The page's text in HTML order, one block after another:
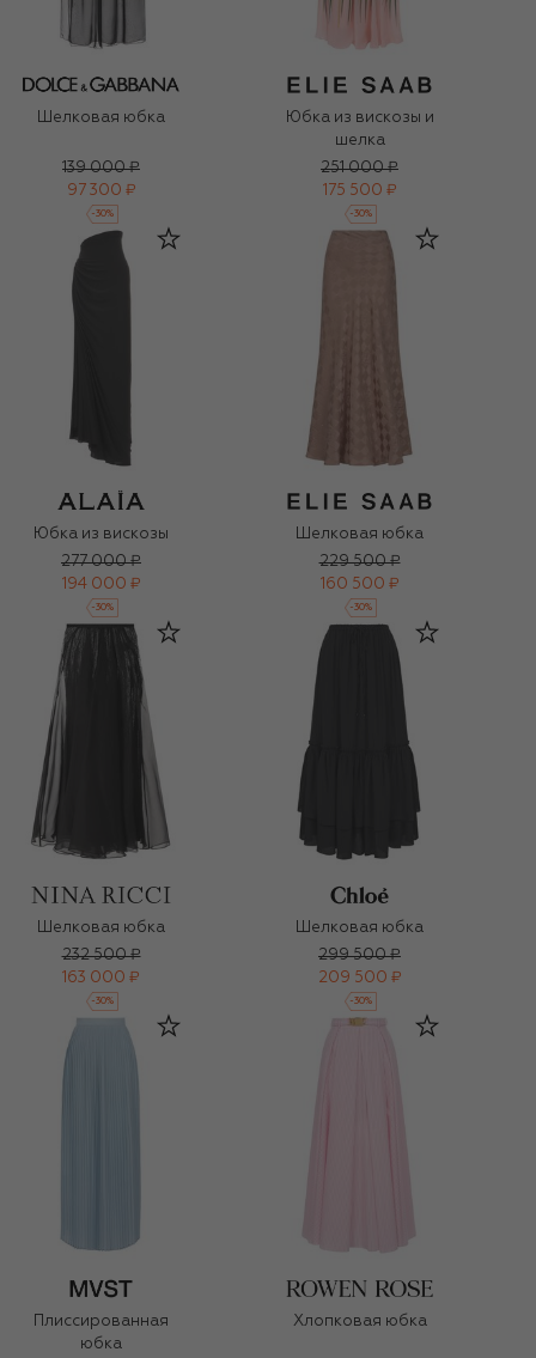
Шелковая юбка
139 000 ₽
97 300 ₽
-30%
Юбка из вискозы и
шелка
251 000 ₽
175 500 ₽
-30%
Юбка из вискозы
277 000 ₽
194 000 ₽
-30%
Шелковая юбка
229 500 ₽
160 500 ₽
-30%
Шелковая юбка
232 500 ₽
163 000 ₽
-30%
Шелковая юбка
299 500 ₽
209 500 ₽
-30%
Плиссированная
юбка
Хлопковая юбка